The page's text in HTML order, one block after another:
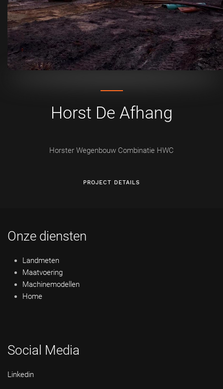
Horst De Afhang
Horster Wegenbouw Combinatie HWC
PROJECT DETAILS
Onze diensten
Landmeten
Maatvoering
Machinemodellen
Home
Social Media
Linkedin